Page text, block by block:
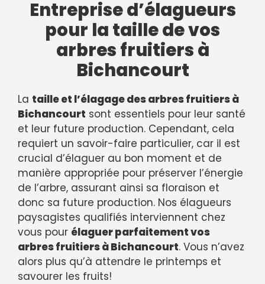
Entreprise d’élagueurs
pour la taille de vos
arbres fruitiers à
Bichancourt
La taille et l’élagage des arbres fruitiers à
Bichancourt sont essentiels pour leur santé
et leur future production. Cependant, cela
requiert un savoir-faire particulier, car il est
crucial d’élaguer au bon moment et de
manière appropriée pour préserver l’énergie
de l’arbre, assurant ainsi sa floraison et
donc sa future production. Nos élagueurs
paysagistes qualifiés interviennent chez
vous pour élaguer parfaitement vos
arbres fruitiers à Bichancourt. Vous n’avez
alors plus qu’à attendre le printemps et
savourer les fruits!